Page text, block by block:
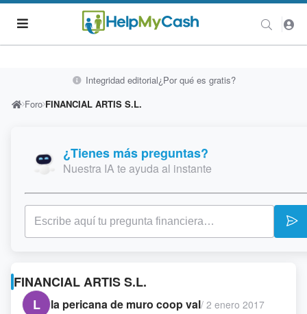
Integridad editorial¿Por qué es gratis?
Foro FINANCIAL ARTIS S.L.
¿Tienes más preguntas?
Nuestra IA te ayuda al instante
FINANCIAL ARTIS S.L.
L
la pericana de muro coop val/ 2 enero 2017